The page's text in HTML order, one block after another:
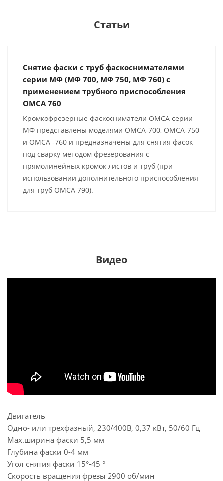
Статьи
Снятие фаски с труб фаскоснимателями
серии МФ (МФ 700, МФ 750, МФ 760) с
применением трубного приспособления
OMCA 760
Кромкофрезерные фаскосниматели OMCA серии
МФ представлены моделями OMCA-700, OMCA-750
и OMCA -760 и предназначены для снятия фасок
под сварку методом фрезерования с
прямолинейных кромок листов и труб (при
использовании дополнительного приспособления
для труб OMCA 790).
Видео
Двигатель
Одно- или трехфазный, 230/400В, 0,37 кВт, 50/60 Гц
Мах.ширина фаски 5,5 мм
Глубина фаски 0-4 мм
Угол снятия фаски 15°-45 °
Скорость вращения фрезы 2900 об/мин